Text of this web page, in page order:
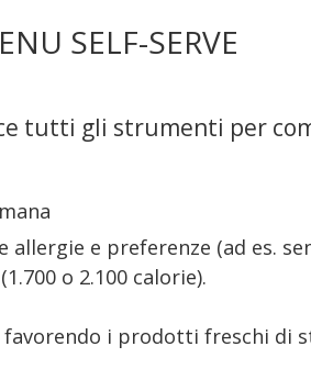
SELF-SERVE
tutti gli strumenti per
e preferenze (ad es.
o 2.100 calorie).
favorendo i prodotti freschi di